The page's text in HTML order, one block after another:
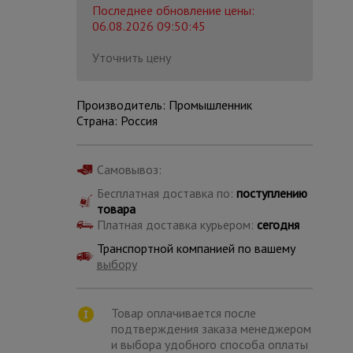
Последнее обновление цены:
06.08.2026 09:50:45
Уточнить цену
Производитель: Промышленник
Страна: Россия
Самовывоз:
Бесплатная доставка по: поступлению
товара
Платная доставка курьером: сегодня
Транспортной компанией по вашему
выбору
Товар оплачивается после
подтверждения заказа менеджером
и выбора удобного способа оплаты